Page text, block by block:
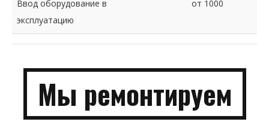
Ввод оборудование в
эксплуатацию
от 1000
Мы ремонти­руем